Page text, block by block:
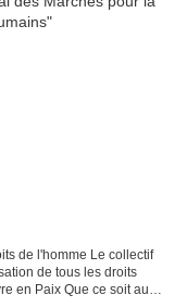
de l'homme Le collectif
de tous les droits
en Paix Que ce soit au